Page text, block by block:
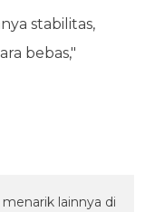
stabilitas,
bebas,"
lainnya di